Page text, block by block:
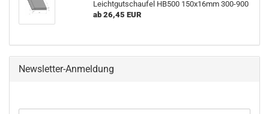
Leichtgutschaufel HB500 150x16mm 300-900
ab 26,45 EUR
Newsletter-Anmeldung